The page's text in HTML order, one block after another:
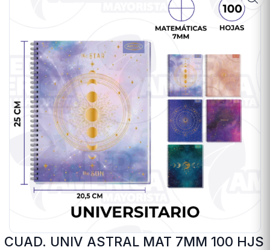
CUAD. UNIV ASTRAL MAT 7MM 100 HJS